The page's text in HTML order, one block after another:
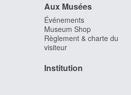
Aux Musées
Événements
Museum Shop
Règlement & charte du
visiteur
Institution